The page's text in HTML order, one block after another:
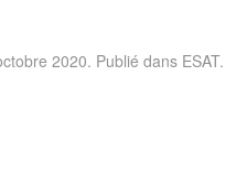
2020. Publié dans ESAT.